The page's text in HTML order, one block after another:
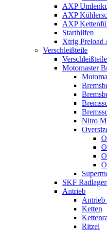
AXP
AXP
AXP
Starthilfen
Xtrig Preload
Verschleißteile
Motomaster
Nitro
SKF
Antrieb
Antrieb
Ketten
Ritzel